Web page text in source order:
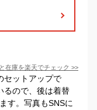
在庫を楽天でチェック >>
セットアップで
るので、後は着替
す。写真もSNSに